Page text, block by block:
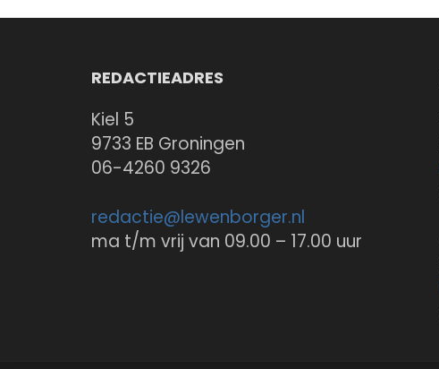
REDACTIEADRES
Kiel 5
9733 EB Groningen
06-4260 9326
redactie@lewenborger.nl
ma t/m vrij van 09.00 – 17.00 uur